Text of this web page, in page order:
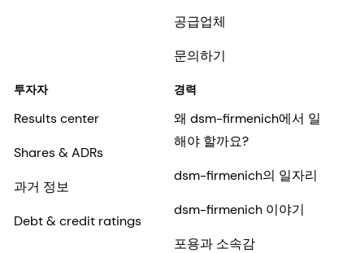
공급업체
문의하기
투자자
Results center
Shares & ADRs
과거 정보
Debt & credit ratings
경력
왜 dsm-firmenich에서 일
해야 할까요?
dsm-firmenich의 일자리
dsm-firmenich 이야기
포용과 소속감